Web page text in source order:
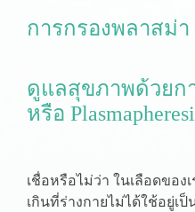
การกรองพลาสม่า
ดูแลสุขภาพด้วยก
หรือ
เชื่อหรือไม่ว่า ในเลือดขอ
เกินที่ร่างกายไม่ได้ใช้อยู่เ